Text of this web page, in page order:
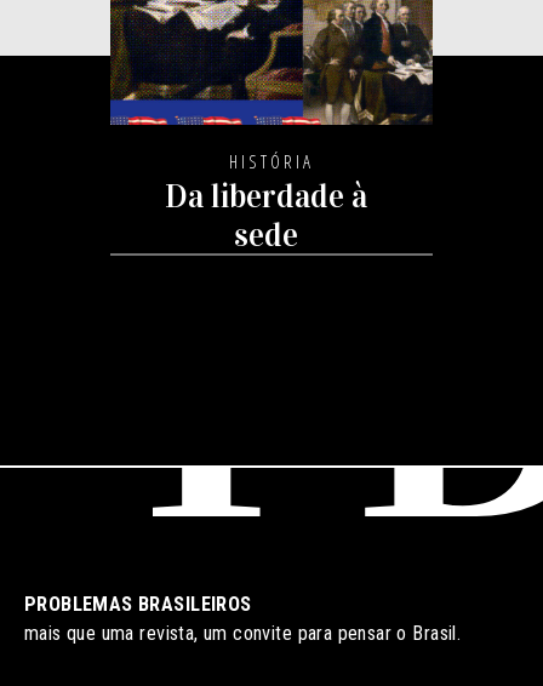
HISTÓRIA
Da liberdade à
sede
PROBLEMAS BRASILEIROS
mais que uma revista, um convite para pensar o Brasil.